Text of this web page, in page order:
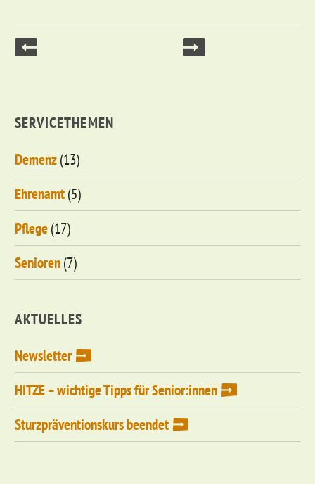
SERVICETHEMEN
Demenz(13)
Ehrenamt(5)
Pflege(17)
Senioren(7)
AKTUELLES
Newsletter
HITZE – wichtige Tipps für Senior:innen
Sturzpräventionskurs beendet